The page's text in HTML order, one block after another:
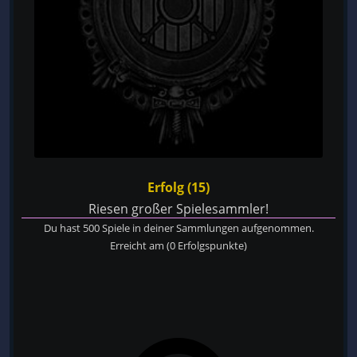
Erfolg (15)
Riesen großer Spielesammler!
Du hast 500 Spiele in deiner Sammlungen aufgenommen.
Erreicht am (0 Erfolgspunkte)